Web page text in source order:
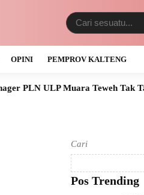
OPINI PEMPROV KALTENG
Teweh Tak Tahu Kapan
Cari
Pos Trending